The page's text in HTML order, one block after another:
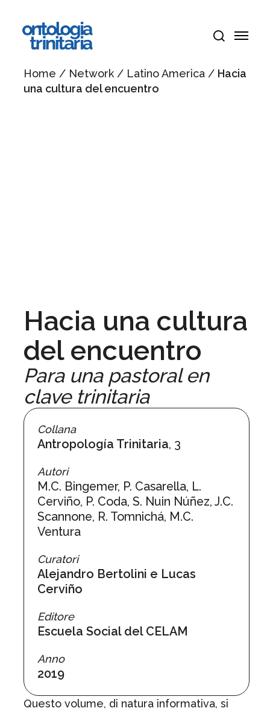
contenuto
principale
cerca
Menu
Home / Network/ Latino America/ Hacia
una cultura del encuentro
Hacia una cultura
del encuentro
Para una pastoral en
clave trinitaria
Collana
Antropología Trinitaria, 3
Autori
M.C. Bingemer, P. Casarella, L.
Cerviño, P. Coda, S. Nuin Núñez, J.C.
Scannone, R. Tomnichá, M.C.
Ventura
Curatori
Alejandro Bertolini e Lucas
Cerviño
Editore
Escuela Social del CELAM
Anno
2019
Questo volume, di natura informativa, si